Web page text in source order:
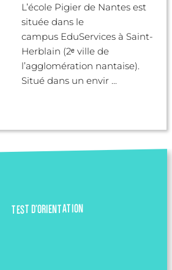
L’école Pigier de Nantes est
située dans le
campus EduServices à Saint-
Herblain (2ᵉ ville de
l’agglomération nantaise).
Situé dans un envir ...
TEST D’ORIENTATION